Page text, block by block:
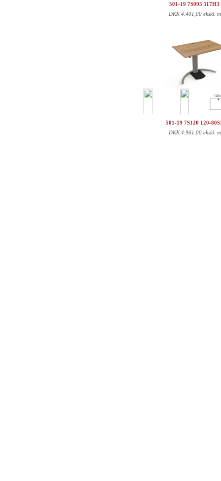
501-19 7S095
DKK4.401,00 ekskl.
501-19 7S120 120-
DKK4.961,00 ekskl.